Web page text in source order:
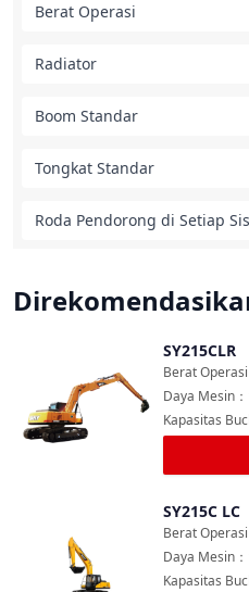
Berat Operasi
Radiator
Boom Standar
Tongkat Standar
Roda Pendorong di Setiap
SY215CLR
Berat Operasi
Daya Mesin ：
Kapasitas
SY215C LC
Berat Operasi
Daya Mesin ：
Kapasitas